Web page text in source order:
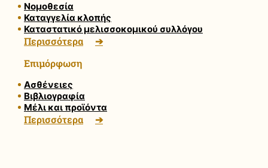
Νομοθεσία
Καταγγελία κλοπής
Καταστατικό μελισσοκομικού συλλόγου
Περισσότερα
Επιμόρφωση
Ασθένειες
Βιβλιογραφία
Μέλι και προϊόντα
Περισσότερα